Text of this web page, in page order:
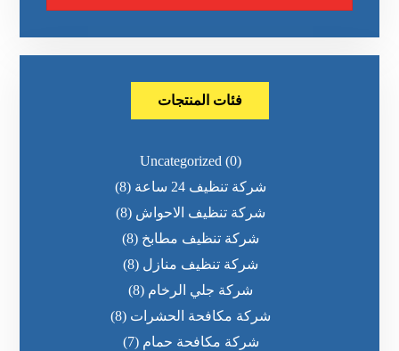
فئات المنتجات
Uncategorized (0)
شركة تنظيف 24 ساعة
(8)
شركة تنظيف الاحواش (8)
شركة تنظيف مطابخ (8)
شركة تنظيف منازل (8)
شركة جلي الرخام (8)
شركة مكافحة الحشرات (8)
شركة مكافحة حمام (7)